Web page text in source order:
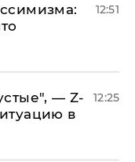
12:51
— Z-
в
12:25